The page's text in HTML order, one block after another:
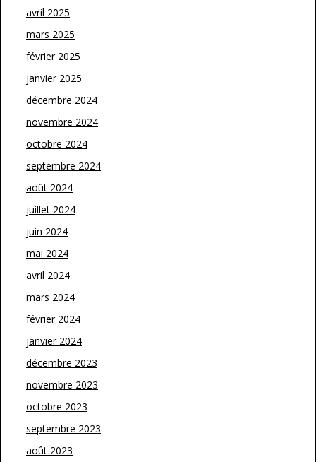
avril 2025
mars 2025
février 2025
janvier 2025
décembre 2024
novembre 2024
octobre 2024
septembre 2024
août 2024
juillet 2024
juin 2024
mai 2024
avril 2024
mars 2024
février 2024
janvier 2024
décembre 2023
novembre 2023
octobre 2023
septembre 2023
août 2023